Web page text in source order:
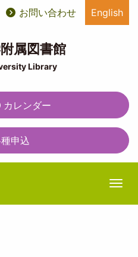
お問い合わせ English
属図書館
Library
カレンダー
申込